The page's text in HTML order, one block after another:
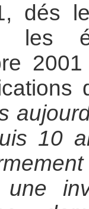
dés
les
10